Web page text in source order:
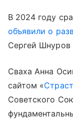
В 2024 году
объявили о
Сергей Шнуров
Сваха Анна
сайтом «
Советского